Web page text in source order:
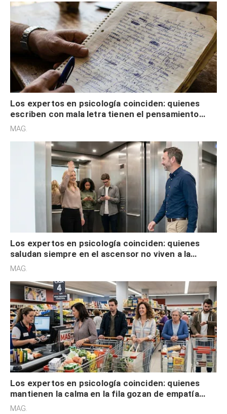
Los expertos en psicología coinciden: quienes
escriben con mala letra tienen el pensamiento
acelerado y no lo hacen por desinterés
MAG.
Los expertos en psicología coinciden: quienes
saludan siempre en el ascensor no viven a la
defensiva y tienen apertura social
MAG.
Los expertos en psicología coinciden: quienes
mantienen la calma en la fila gozan de empatía
cognitiva, gratitud y no solo tienen autocontrol
MAG.